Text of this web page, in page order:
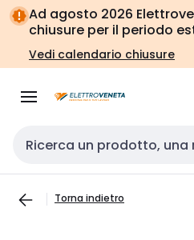
Vai alla
navigazione
Vai
alla
pagina
Ad agosto 2026
chiusure per il periodo
Vedi calendario chiusure
Cerca input
Torna indietro